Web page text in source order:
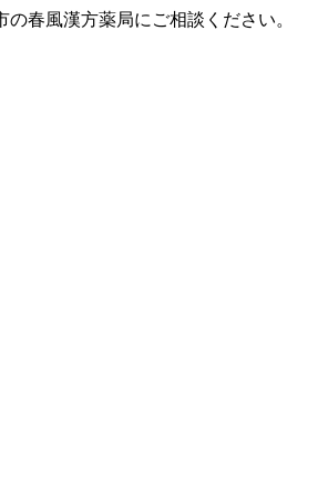
春風漢方薬局にご相談ください。